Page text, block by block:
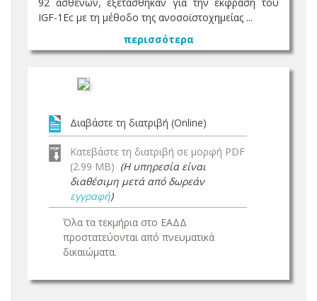
IGF-1Ec με τη μέθοδο της ανοσοϊστοχημείας ...
περισσότερα
Διαβάστε τη διατριβή (Online)
Κατεβάστε τη διατριβή σε μορφή PDF
(2.99 MB) (Η υπηρεσία είναι
διαθέσιμη μετά από δωρεάν
εγγραφή)
Όλα τα τεκμήρια στο ΕΑΔΔ
προστατεύονται από πνευματικά
δικαιώματα.